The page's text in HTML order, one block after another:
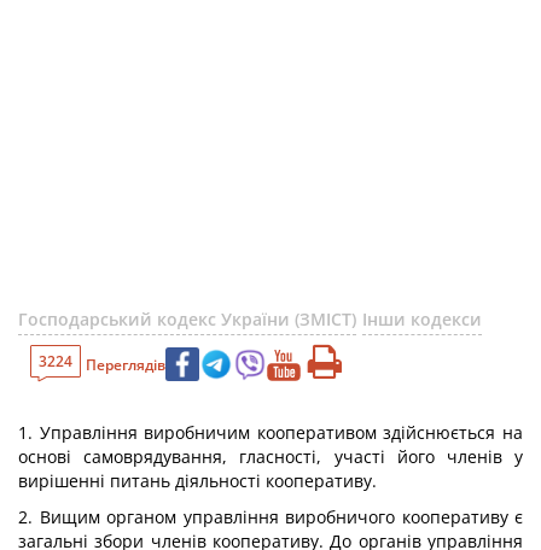
Господарський кодекс України (ЗМІСТ) Інши кодекси
3224 Переглядів
1. Управління виробничим кооперативом здійснюється на
основі самоврядування, гласності, участі його членів у
вирішенні питань діяльності кооперативу.
2. Вищим органом управління виробничого кооперативу є
загальні збори членів кооперативу. До органів управління